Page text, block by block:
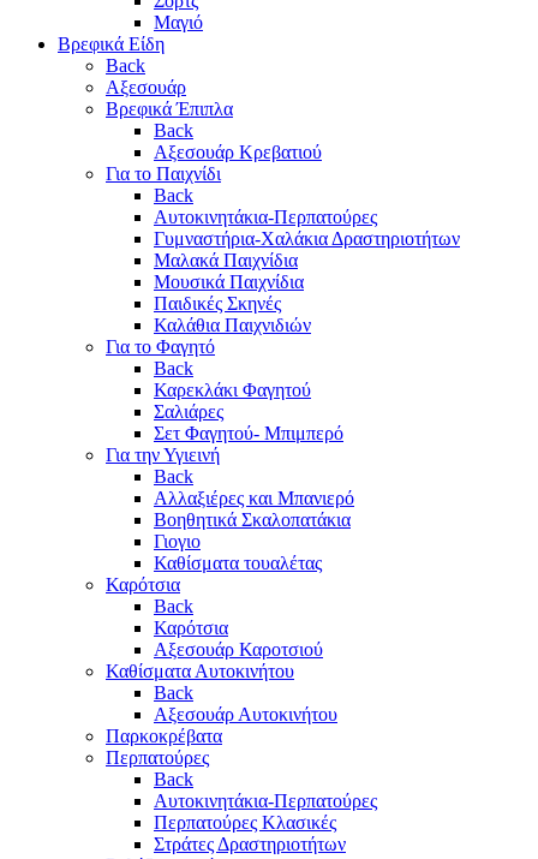
Μαγιό
Βρεφικά Είδη
Back
Αξεσουάρ
Βρεφικά Έπιπλα
Back
Αξεσουάρ Κρεβατιού
Για το Παιχνίδι
Back
Αυτοκινητάκια-Περπατούρες
Γυμναστήρια-Χαλάκια Δραστηριοτήτων
Μαλακά Παιχνίδια
Μουσικά Παιχνίδια
Παιδικές Σκηνές
Καλάθια Παιχνιδιών
Για το Φαγητό
Back
Καρεκλάκι Φαγητού
Σαλιάρες
Σετ Φαγητού- Μπιμπερό
Για την Υγιεινή
Back
Αλλαξιέρες και Μπανιερό
Βοηθητικά Σκαλοπατάκια
Γιογιο
Καθίσματα τουαλέτας
Καρότσια
Back
Καρότσια
Αξεσουάρ Καροτσιού
Καθίσματα Αυτοκινήτου
Back
Αξεσουάρ Αυτοκινήτου
Παρκοκρέβατα
Περπατούρες
Back
Αυτοκινητάκια-Περπατούρες
Περπατούρες Κλασικές
Στράτες Δραστηριοτήτων